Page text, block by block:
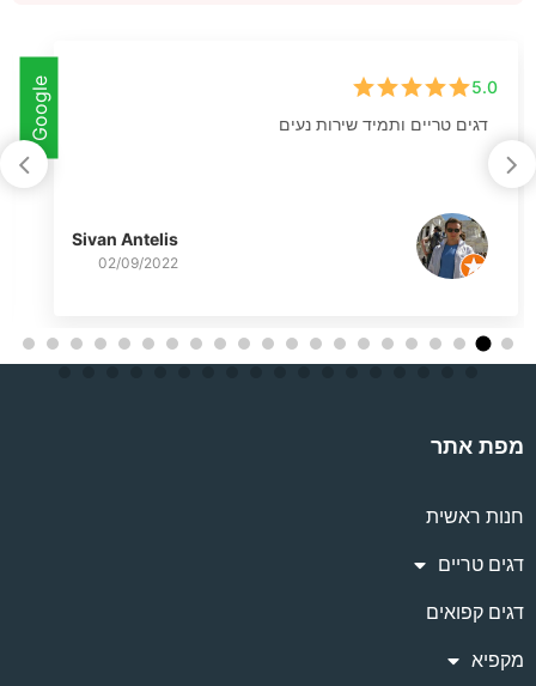
Google
5.0
דגים טריים ותמיד שירות נעים
Sivan Antelis
02/09/2022
מפת אתר
חנות ראשית
דגים טריים
דגים קפואים
מקפיא